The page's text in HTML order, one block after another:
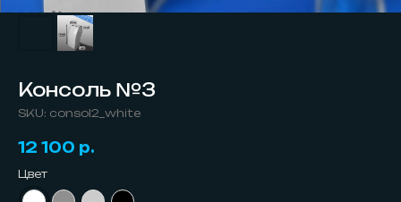
Консоль №3
SKU: consol2_white
12 100 р.
Цвет